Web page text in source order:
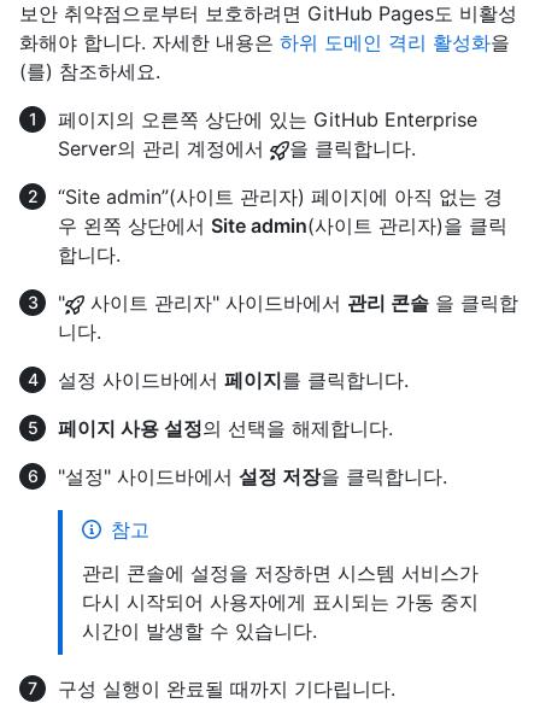
보안 취약점으로부터 보호하려면 GitHub Pages도 비활성
화해야 합니다. 자세한 내용은 하위 도메인 격리 활성화을
(를) 참조하세요.
페이지의 오른쪽 상단에 있는 GitHub Enterprise
Server의 관리 계정에서
을 클릭합니다.
“Site admin”(사이트 관리자) 페이지에 아직 없는 경
우 왼쪽 상단에서 Site admin(사이트 관리자)을 클릭
합니다.
"
사이트 관리자" 사이드바에서 관리 콘솔 을 클릭합
니다.
설정 사이드바에서 페이지를 클릭합니다.
페이지 사용 설정의 선택을 해제합니다.
"설정" 사이드바에서 설정 저장을 클릭합니다.
참고
관리 콘솔에 설정을 저장하면 시스템 서비스가
다시 시작되어 사용자에게 표시되는 가동 중지
시간이 발생할 수 있습니다.
구성 실행이 완료될 때까지 기다립니다.